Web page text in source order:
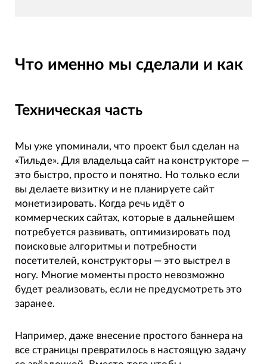
Что именно мы сделали и как
Техническая часть
Мы уже упоминали, что проект был сделан на
«Тильде». Для владельца сайт на конструкторе —
это быстро, просто и понятно. Но только если
вы делаете визитку и не планируете сайт
монетизировать. Когда речь идёт о
коммерческих сайтах, которые в дальнейшем
потребуется развивать, оптимизировать под
поисковые алгоритмы и потребности
посетителей, конструкторы — это выстрел в
ногу. Многие моменты просто невозможно
будет реализовать, если не предусмотреть это
заранее.
Например, даже внесение простого баннера на
все страницы превратилось в настоящую задачу